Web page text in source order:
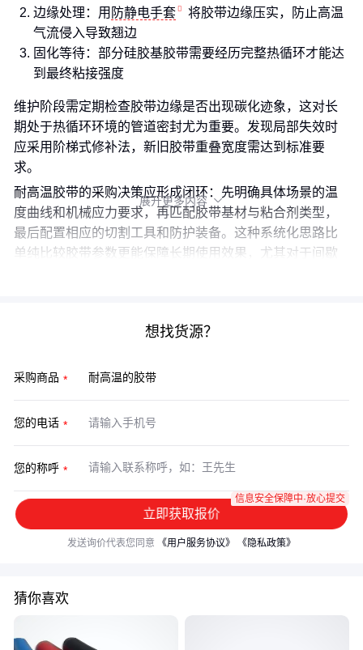
边缘处理：用 防静电手套
将胶带边缘压实，防止高温
气流侵入导致翘边
固化等待：部分硅胶基胶带需要经历完整热循环才能达
到最终粘接强度
维护阶段需定期检查胶带边缘是否出现碳化迹象，这对长
期处于热循环环境的管道密封尤为重要。发现局部失效时
应采用阶梯式修补法，新旧胶带重叠宽度需达到标准要
求。
耐高温胶带的采购决策应形成闭环：先明确具体场景的温
度曲线和机械应力要求，再匹配胶带基材与粘合剂类型，
最后配置相应的切割工具和防护装备。这种系统化思路比
单纯比较胶带参数更能保障长期使用效果，尤其对于间歇
展开更多内容 
想找货源？
采购商品
您的电话
您的称呼
立即获取报价
信息安全保障中·放心提交
发送询价代表您同意 《用户服务协议》 《隐私政策》
猜你喜欢